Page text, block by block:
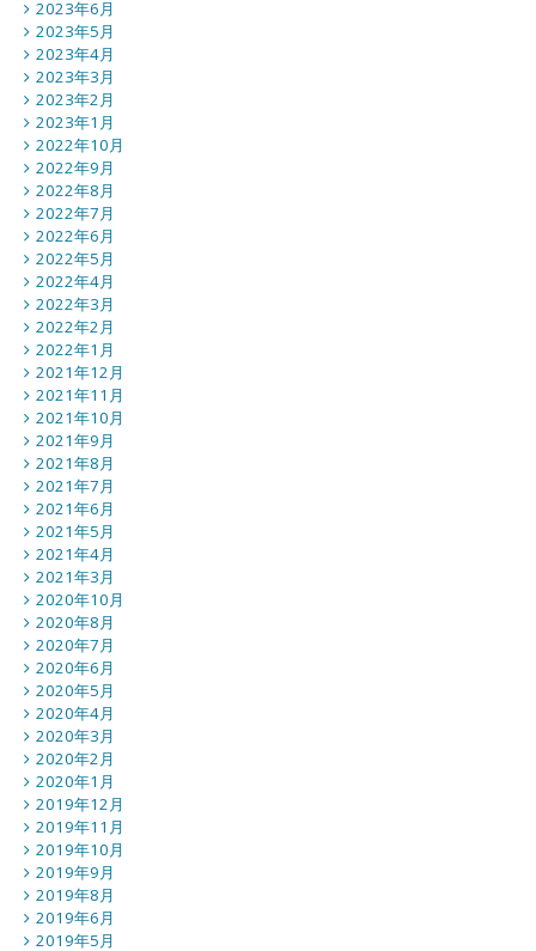
2023年6月
2023年5月
2023年4月
2023年3月
2023年2月
2023年1月
2022年10月
2022年9月
2022年8月
2022年7月
2022年6月
2022年5月
2022年4月
2022年3月
2022年2月
2022年1月
2021年12月
2021年11月
2021年10月
2021年9月
2021年8月
2021年7月
2021年6月
2021年5月
2021年4月
2021年3月
2020年10月
2020年8月
2020年7月
2020年6月
2020年5月
2020年4月
2020年3月
2020年2月
2020年1月
2019年12月
2019年11月
2019年10月
2019年9月
2019年8月
2019年6月
2019年5月